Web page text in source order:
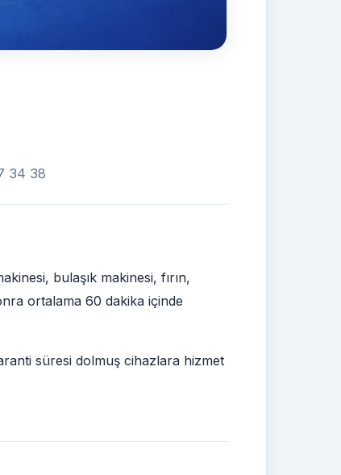
34 38
bulaşık makinesi, fırın,
ortalama 60 dakika içinde
süresi dolmuş cihazlara hizmet